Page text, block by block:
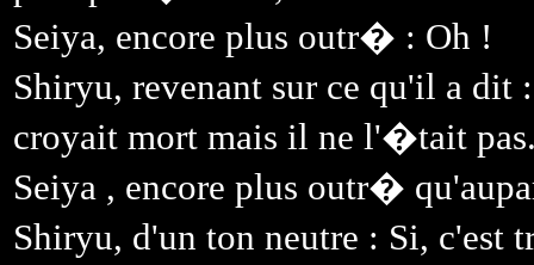
Seiya, encore plus outr� : Oh !
Shiryu, revenant sur ce qu'il a
croyait mort mais il ne l'�tait
Seiya , encore plus outr�
Shiryu, d'un ton neutre : Si, c'est